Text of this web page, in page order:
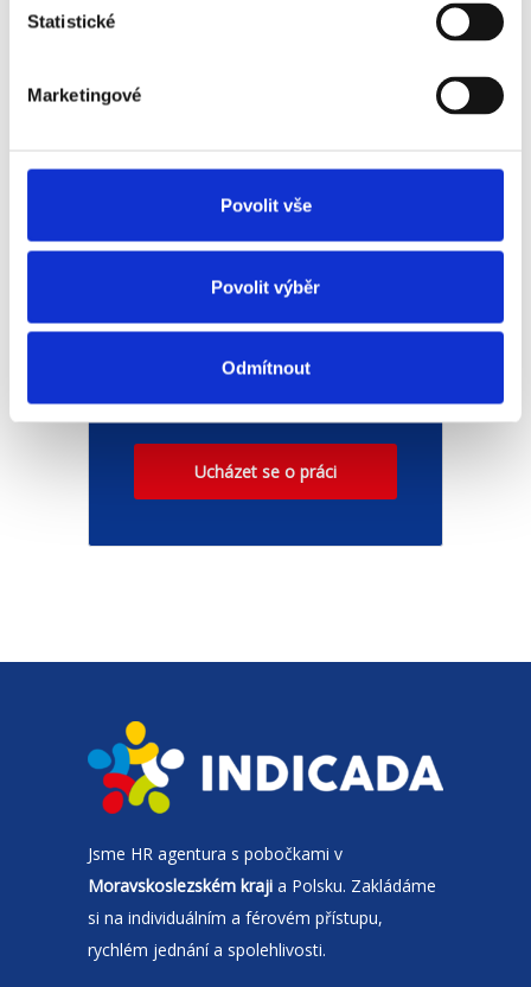
Statistické
Marketingové
Povolit vše
Povolit výběr
Odmítnout
Ucházet se o práci
Přehled nabídky
Lokace:
Ostrava
Pracovní pozice:
🔶 Marketingový specialista
– performance a kampaně
Ucházet se o práci
Jsme HR agentura s pobočkami v
Moravskoslezském kraji a Polsku. Zakládáme
si na individuálním a férovém přístupu,
rychlém jednání a spolehlivosti.